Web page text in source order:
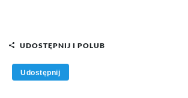
UDOSTĘPNIJ I POLUB
Udostępnij